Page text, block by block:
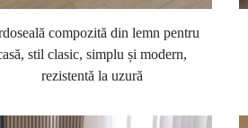
compozită din lemn pentru
stil clasic, simplu și modern,
rezistentă la uzură